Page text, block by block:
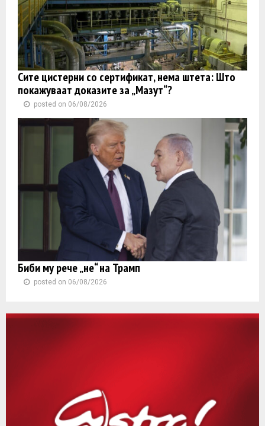
Сите цистерни со сертификат, нема штета: Што
покажуваат доказите за „Мазут“?
posted on 06/08/2026
Биби му рече „не“ на Трамп
posted on 06/08/2026